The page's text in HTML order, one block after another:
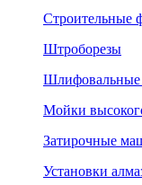
Строительные
Штроборезы
Мойки
Затирочные
Установки